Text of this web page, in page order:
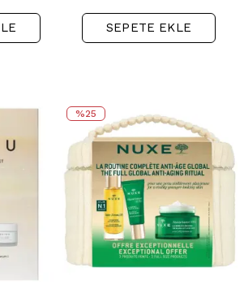
SEPETE EKLE
%25